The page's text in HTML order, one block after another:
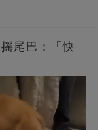
尾巴：「快